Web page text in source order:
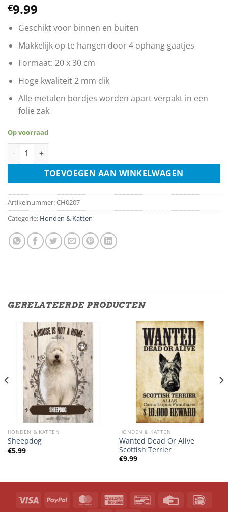
€9.99
Geschikt voor binnen en buiten
Makkelijk op te hangen door 4 ophang gaatjes
Formaat: 20 x 30 cm
Hoge kwaliteit 2 mm dik
Alle metalen bordjes worden apart verpakt in een
folie zak
Op voorraad
Wilde Dieren Art - Beer aantal
TOEVOEGEN AAN WINKELWAGEN
Artikelnummer:CH0207
Categorie: Honden & Katten
GERELATEERDE PRODUCTEN
HONDEN & KATTEN
Sheepdog
€5.99
HONDEN & KATTEN
Wanted Dead Or Alive
Scottish Terrier
€9.99